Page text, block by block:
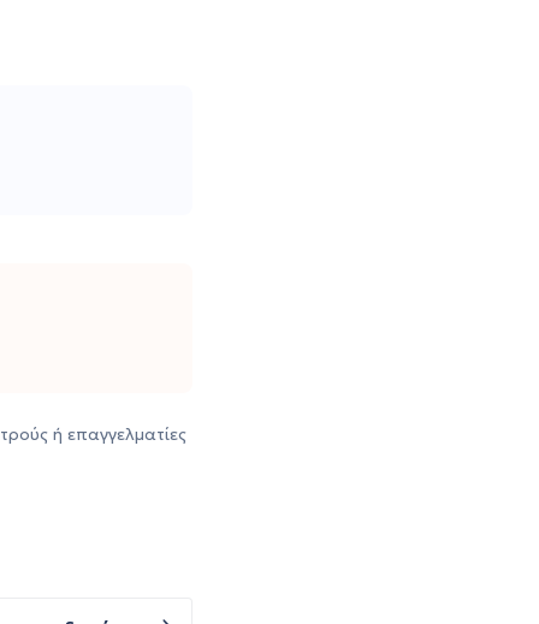
ή επαγγελματίες